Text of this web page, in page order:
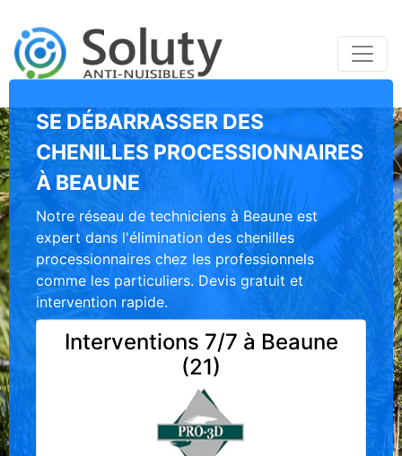
SE DÉBARRASSER DES
CHENILLES PROCESSIONNAIRES
À BEAUNE
Notre réseau de techniciens à Beaune est
expert dans l'élimination des chenilles
processionnaires chez les professionnels
comme les particuliers. Devis gratuit et
intervention rapide.
Interventions 7/7 à Beaune
(21)